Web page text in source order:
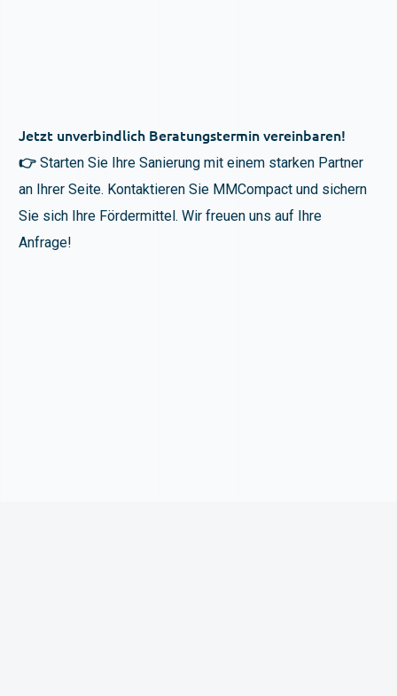
Jetzt unverbindlich Beratungstermin vereinbaren!
👉 Starten Sie Ihre Sanierung mit einem starken Partner
an Ihrer Seite. Kontaktieren Sie MMCompact und sichern
Sie sich Ihre Fördermittel. Wir freuen uns auf Ihre
Anfrage!